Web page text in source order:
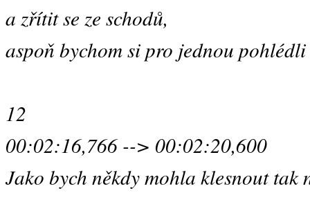
a zřítit se ze schodů,
aspoň bychom si pro jednou
12
00:02:16,766 --> 00:02:20,600
Jako bych někdy mohla klesnout tak